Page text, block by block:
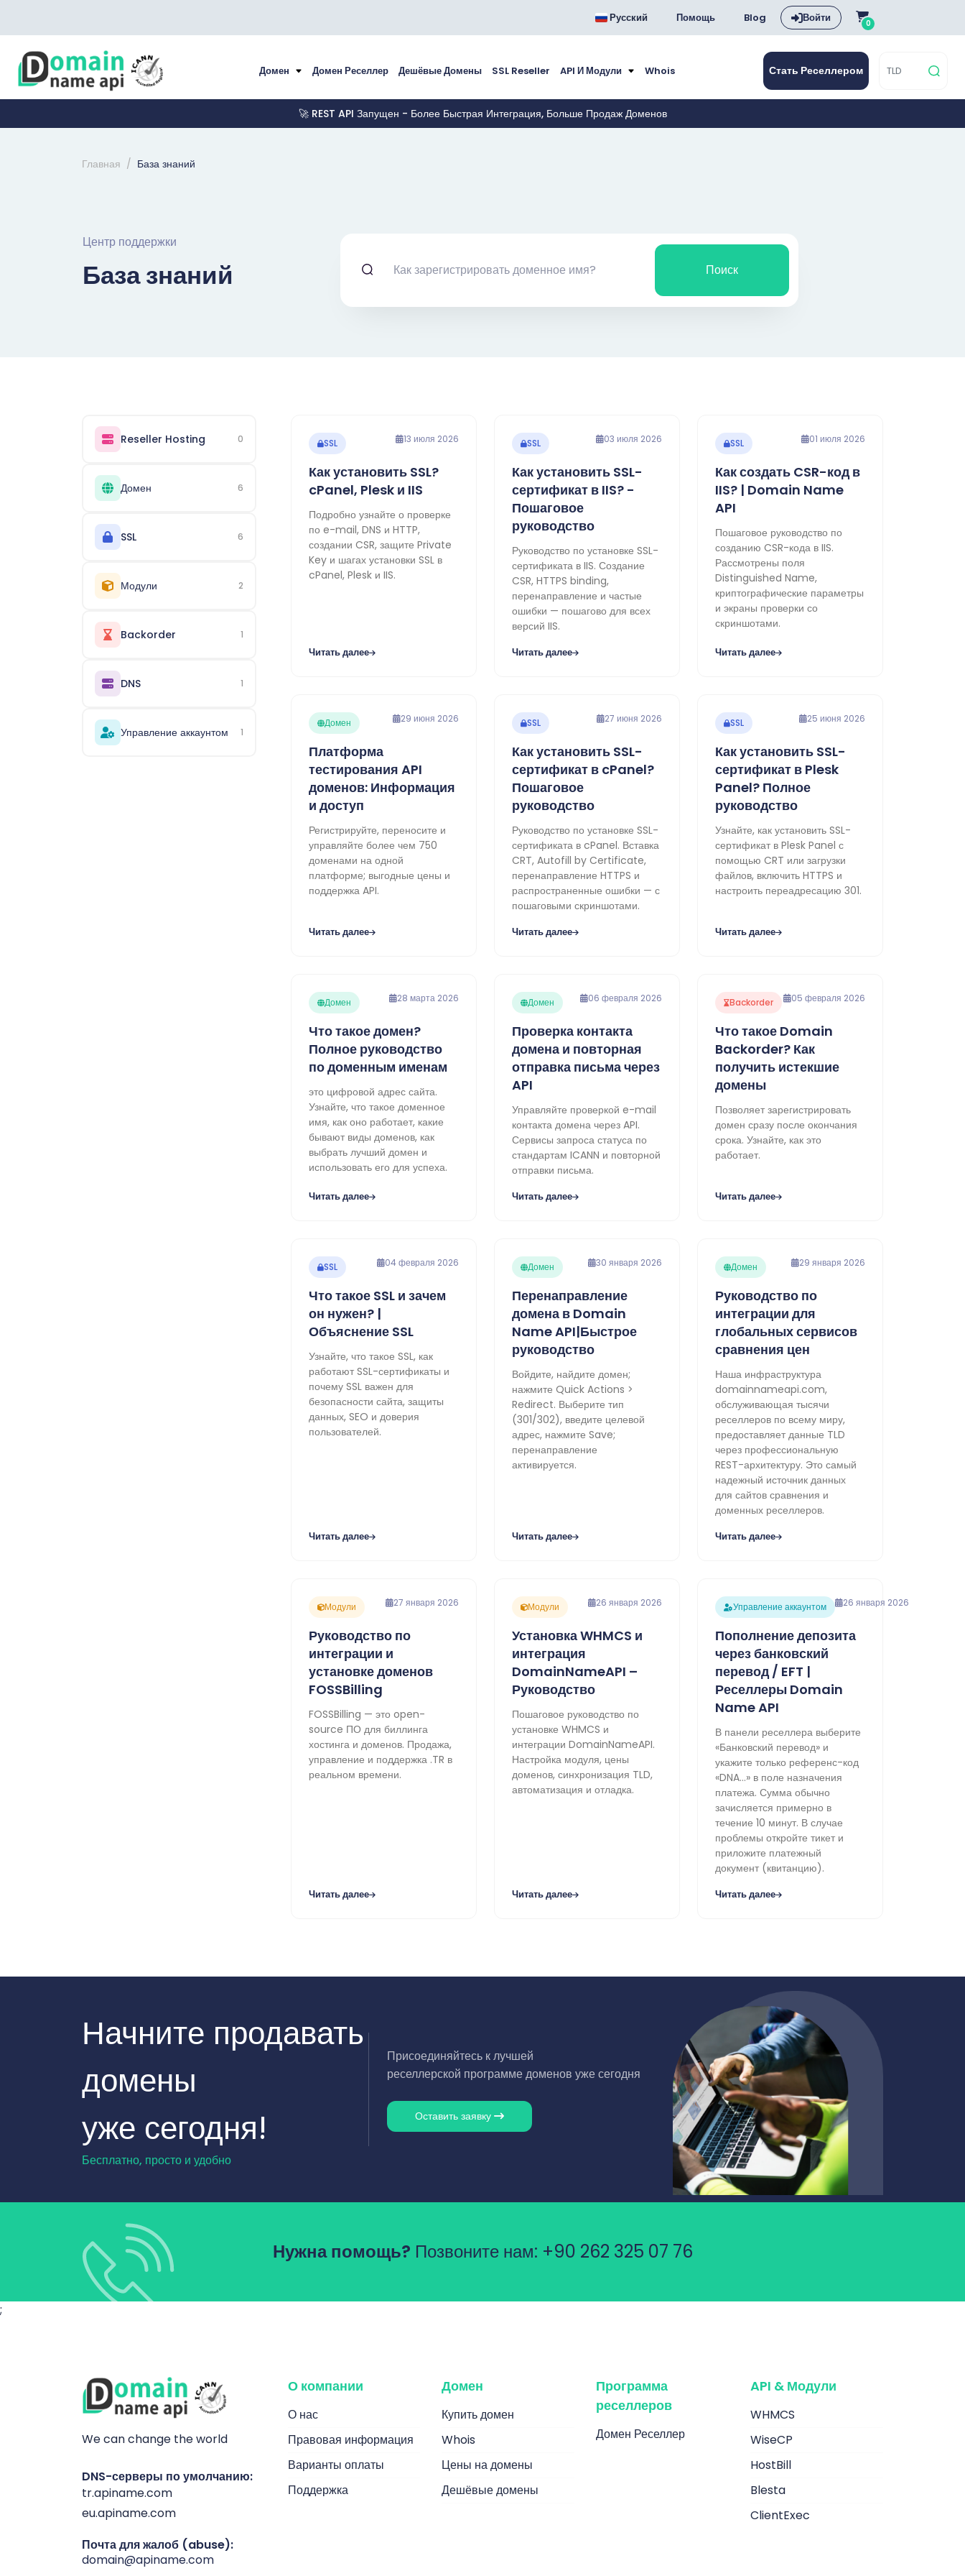
Русский Помощь Blog Войти 0
Домен Домен Реселлер Дешёвые Домены SSL Reseller API И Модули Whois Стать Реселлером
🚀 REST API Запущен - Более Быстрая Интеграция, Больше Продаж Доменов
Главная База знаний
Центр поддержки
База знаний Поиск
Reseller Hosting 0
Домен 6
SSL 6
Модули 2
Backorder 1
DNS 1
Управление аккаунтом 1
SSL 13 июля 2026
Как установить SSL?
cPanel, Plesk и IIS
Подробно узнайте о проверке
по e-mail, DNS и HTTP,
создании CSR, защите Private
Key и шагах установки SSL в
cPanel, Plesk и IIS.
Читать далее
SSL 03 июля 2026
Как установить SSL-
сертификат в IIS? -
Пошаговое
руководство
Руководство по установке SSL-
сертификата в IIS. Создание
CSR, HTTPS binding,
перенаправление и частые
ошибки — пошагово для всех
версий IIS.
Читать далее
SSL 01 июля 2026
Как создать CSR-код в
IIS? | Domain Name
API
Пошаговое руководство по
созданию CSR-кода в IIS.
Рассмотрены поля
Distinguished Name,
криптографические параметры
и экраны проверки со
скриншотами.
Читать далее
Домен 29 июня 2026
Платформа
тестирования API
доменов: Информация
и доступ
Регистрируйте, переносите и
управляйте более чем 750
доменами на одной
платформе; выгодные цены и
поддержка API.
Читать далее
SSL 27 июня 2026
Как установить SSL-
сертификат в cPanel?
Пошаговое
руководство
Руководство по установке SSL-
сертификата в cPanel. Вставка
CRT, Autofill by Certificate,
перенаправление HTTPS и
распространенные ошибки — с
пошаговыми скриншотами.
Читать далее
SSL 25 июня 2026
Как установить SSL-
сертификат в Plesk
Panel? Полное
руководство
Узнайте, как установить SSL-
сертификат в Plesk Panel с
помощью CRT или загрузки
файлов, включить HTTPS и
настроить переадресацию 301.
Читать далее
Домен 28 марта 2026
Что такое домен?
Полное руководство
по доменным именам
это цифровой адрес сайта.
Узнайте, что такое доменное
имя, как оно работает, какие
бывают виды доменов, как
выбрать лучший домен и
использовать его для успеха.
Читать далее
Домен 06 февраля 2026
Проверка контакта
домена и повторная
отправка письма через
API
Управляйте проверкой e-mail
контакта домена через API.
Сервисы запроса статуса по
стандартам ICANN и повторной
отправки письма.
Читать далее
Backorder 05 февраля 2026
Что такое Domain
Backorder? Как
получить истекшие
домены
Позволяет зарегистрировать
домен сразу после окончания
срока. Узнайте, как это
работает.
Читать далее
SSL 04 февраля 2026
Что такое SSL и зачем
он нужен? |
Объяснение SSL
Узнайте, что такое SSL, как
работают SSL-сертификаты и
почему SSL важен для
безопасности сайта, защиты
данных, SEO и доверия
пользователей.
Читать далее
Домен 30 января 2026
Перенаправление
домена в Domain
Name API|Быстрое
руководство
Войдите, найдите домен;
нажмите Quick Actions >
Redirect. Выберите тип
(301/302), введите целевой
адрес, нажмите Save;
перенаправление
активируется.
Читать далее
Домен 29 января 2026
Руководство по
интеграции для
глобальных сервисов
сравнения цен
Наша инфраструктура
domainnameapi.com,
обслуживающая тысячи
реселлеров по всему миру,
предоставляет данные TLD
через профессиональную
REST-архитектуру. Это самый
надежный источник данных
для сайтов сравнения и
доменных реселлеров.
Читать далее
Модули 27 января 2026
Руководство по
интеграции и
установке доменов
FOSSBilling
FOSSBilling — это open-
source ПО для биллинга
хостинга и доменов. Продажа,
управление и поддержка .TR в
реальном времени.
Читать далее
Модули 26 января 2026
Установка WHMCS и
интеграция
DomainNameAPI –
Руководство
Пошаговое руководство по
установке WHMCS и
интеграции DomainNameAPI.
Настройка модуля, цены
доменов, синхронизация TLD,
автоматизация и отладка.
Читать далее
Управление аккаунтом 26 января 2026
Пополнение депозита
через банковский
перевод / EFT |
Реселлеры Domain
Name API
В панели реселлера выберите
«Банковский перевод» и
укажите только референс-код
«DNA…» в поле назначения
платежа. Сумма обычно
зачисляется примерно в
течение 10 минут. В случае
проблемы откройте тикет и
приложите платежный
документ (квитанцию).
Читать далее
Начните продавать
домены
уже сегодня!
Бесплатно, просто и удобно
Присоединяйтесь к лучшей
реселлерской программе доменов уже сегодня
Оставить заявку
Нужна помощь? Позвоните нам: +90 262 325 07 76
;
We can change the world
DNS-серверы по умолчанию:
tr.apiname.com
eu.apiname.com
Почта для жалоб (abuse):
domain@apiname.com
О компании
О нас
Правовая информация
Варианты оплаты
Поддержка
Домен
Купить домен
Whois
Цены на домены
Дешёвые домены
Программа
реселлеров
Домен Реселлер
API & Модули
WHMCS
WiseCP
HostBill
Blesta
ClientExec